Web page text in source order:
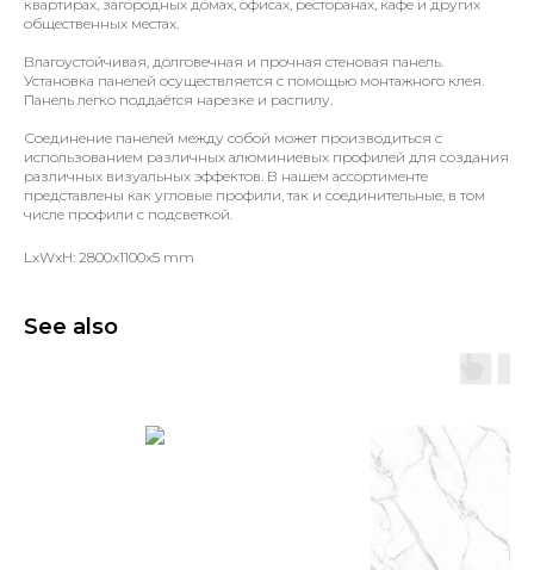
квартирах, загородных домах, офисах, ресторанах, кафе и других
общественных местах.
Влагоустойчивая, долговечная и прочная стеновая панель.
Установка панелей осуществляется с помощью монтажного клея.
Панель легко поддаётся нарезке и распилу.
Соединение панелей между собой может производиться с
использованием различных алюминиевых профилей для создания
различных визуальных эффектов. В нашем ассортименте
представлены как угловые профили, так и соединительные, в том
числе профили с подсветкой.
LxWxH: 2800x1100x5 mm
See also